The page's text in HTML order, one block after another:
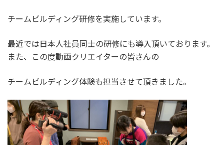
チームビルディング研修を実施しています。
最近では日本人社員同士の研修にも導入頂いております。
また、この度動画クリエイターの皆さんの
チームビルディング体験も担当させて頂きました。